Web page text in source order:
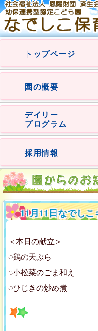
トップページ
園の概要
デイリー
プログラム
採用情報
11月11日なでしこ
＜本日の献立＞
◌鶏の天ぷら
◌小松菜のごま和え
◌ひじきの炒め煮